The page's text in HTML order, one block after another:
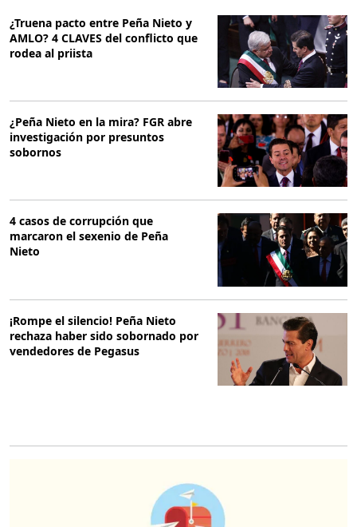
¿Truena pacto entre Peña Nieto y
AMLO? 4 CLAVES del conflicto que
rodea al priista
¿Peña Nieto en la mira? FGR abre
investigación por presuntos
sobornos
4 casos de corrupción que
marcaron el sexenio de Peña
Nieto
¡Rompe el silencio! Peña Nieto
rechaza haber sido sobornado por
vendedores de Pegasus